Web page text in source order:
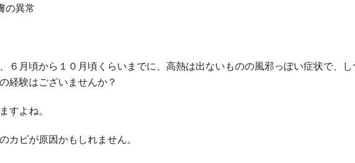
の異常
６月頃から１０月頃くらいまでに、高熱は出ないものの風邪っぽい症状で、し
経験はございませんか？
すよね。
カビが原因かもしれません。